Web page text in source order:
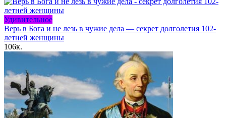
Удивительное
Верь в Бога и не лезь в чужие дела — секрет долголетия 102-
летней женщины
106к.